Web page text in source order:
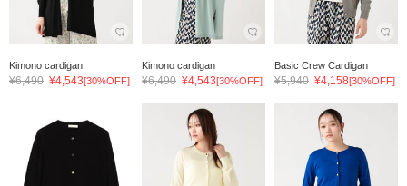
Kimono cardigan
¥6,490 ¥4,543[30%OFF]
Kimono cardigan
¥6,490 ¥4,543[30%OFF]
Basic Crew Cardigan
¥5,940 ¥4,158[30%OFF]